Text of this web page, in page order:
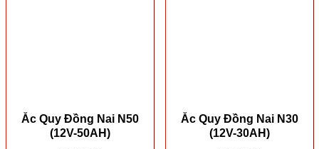
Ắc Quy Đồng Nai N50
(12V-50AH)
Ắc Quy Đồng Nai N30
(12V-30AH)